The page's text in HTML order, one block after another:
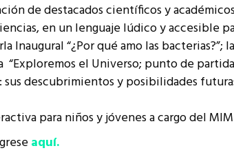
de destacados científicos y
en un lenguaje lúdico y accesible
Inaugural “¿Por qué amo las bacterias?”; la
“Exploremos el Universo; punto de
sus descubrimientos y posibilidades
para niños y jóvenes a cargo del
aquí.